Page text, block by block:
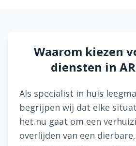
Waarom kiezen
diensten in
Als specialist in huis
begrijpen wij dat elke
het nu gaat om een
overlijden van een